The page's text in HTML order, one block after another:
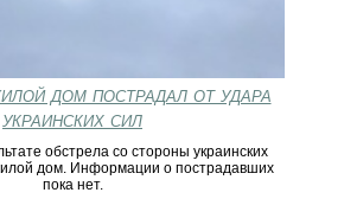
дом пострадал от удара
украинских сил
обстрела со стороны украинских
дом. Информации о пострадавших
пока нет.